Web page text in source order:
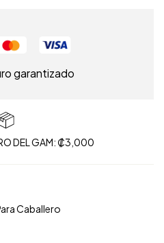
garantizado
DEL GAM: ₡3,000
Caballero